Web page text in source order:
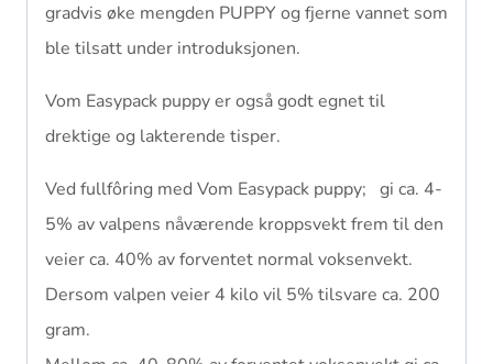
gradvis øke mengden PUPPY og fjerne vannet som
ble tilsatt under introduksjonen.
Vom Easypack puppy er også godt egnet til
drektige og lakterende tisper.
Ved fullfôring med Vom Easypack puppy; gi ca. 4-
5% av valpens nåværende kroppsvekt frem til den
veier ca. 40% av forventet normal voksenvekt.
Dersom valpen veier 4 kilo vil 5% tilsvare ca. 200
gram.